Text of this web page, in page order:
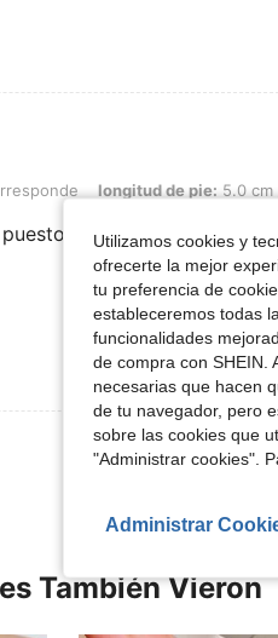
longitud de pie: 5.0 cm / 2.0 in,
longitud de pie: 5.0
a ningún tenis, pero si
Ver Más Reseñas
También Vieron
Utilizamos cookies y
ofrecerte la mejor
tu preferencia de
estableceremos todas
funcionalidades
de compra con SHEIN.
necesarias que hacen
de tu navegador, pero
sobre las cookies que
"Administrar cookies".
Administrar